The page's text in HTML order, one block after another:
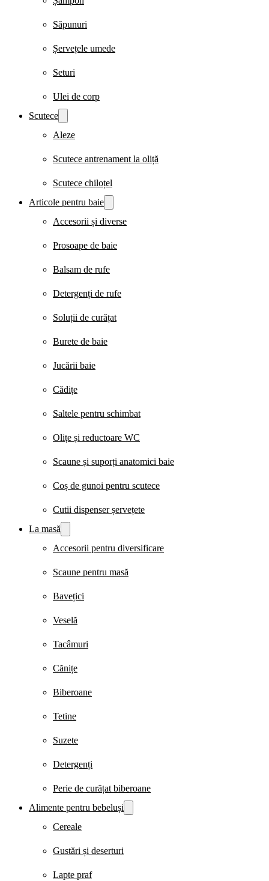
Săpunuri
Șervețele umede
Seturi
Ulei de corp
Scutece
Aleze
Scutece antrenament la oliță
Scutece chiloțel
Articole pentru baie
Accesorii și diverse
Prosoape de baie
Balsam de rufe
Detergenți de rufe
Soluții de curățat
Burete de baie
Jucării baie
Cădițe
Saltele pentru schimbat
Olițe și reductoare WC
Scaune și suporți anatomici baie
Coș de gunoi pentru scutece
Cutii dispenser șervețete
La masă
Accesorii pentru diversificare
Scaune pentru masă
Bavețici
Veselă
Tacâmuri
Cănițe
Biberoane
Tetine
Suzete
Detergenți
Perie de curățat biberoane
Alimente pentru bebeluși
Cereale
Gustări și deserturi
Lapte praf